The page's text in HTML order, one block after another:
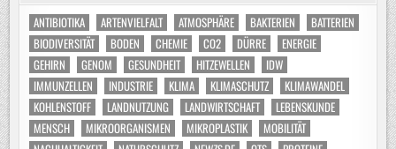
ANTIBIOTIKA ARTENVIELFALT ATMOSPHÄRE BAKTERIEN
BATTERIEN
BIODIVERSITÄT
BODEN CHEMIE CO2 DÜRRE
ENERGIE
GEHIRN
GENOM GESUNDHEIT HITZEWELLEN
IDW
IMMUNZELLEN
INDUSTRIE KLIMA KLIMASCHUTZ
KLIMAWANDEL
KOHLENSTOFF
LANDNUTZUNG LANDWIRTSCHAFT
LEBENSKUNDE
MENSCH
MIKROORGANISMEN MIKROPLASTIK
MOBILITÄT